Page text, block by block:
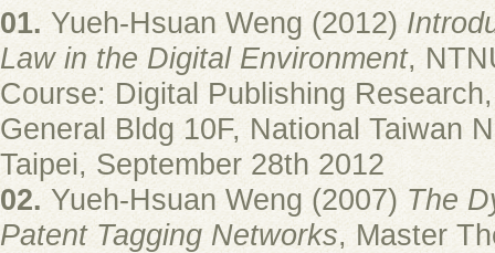
01. Yueh-Hsuan Weng (2012)
Law in the Digital Environment,
Course: Digital Publishing
General Bldg 10F, National Taiwan
Taipei, September 28th 2012
02. Yueh-Hsuan Weng (2007) The
Patent Tagging Networks, Master